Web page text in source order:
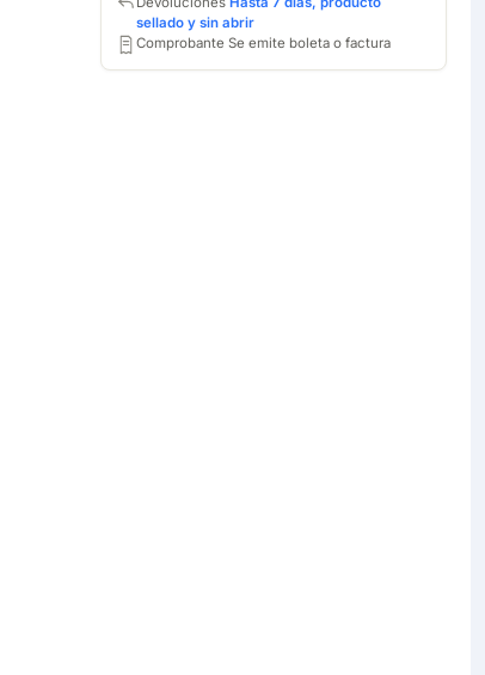
sellado y sin abrir
Comprobante Se emite boleta o factura